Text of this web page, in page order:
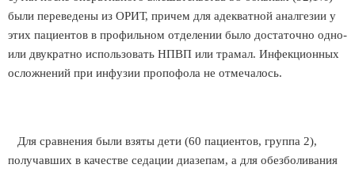
были переведены из ОРИТ, причем для адекватной аналгезии у
этих пациентов в профильном отделении было достаточно одно-
или двукратно использовать НПВП или трамал. Инфекционных
осложнений при инфузии пропофола не отмечалось.
Для сравнения были взяты дети (60 пациентов, группа 2),
получавших в качестве седации диазепам, а для обезболивания